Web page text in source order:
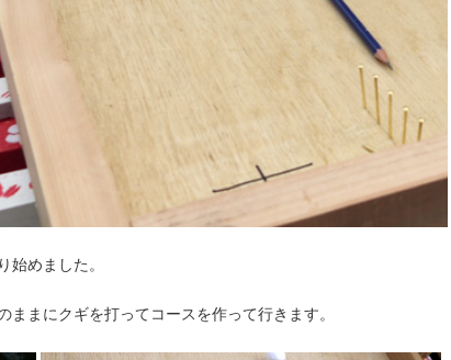
始めました。
まにクギを打ってコースを作って行きます。